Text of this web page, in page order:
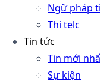
Ngữ pháp
Thi telc
Tin tức
Tin mới
Sự kiện